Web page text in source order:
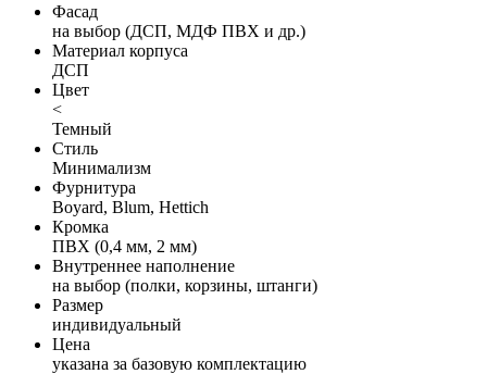
Фасад
на выбор (ДСП, МДФ ПВХ и др.)
Материал корпуса
ДСП
Цвет
<
Темный
Стиль
Минимализм
Фурнитура
Boyard, Blum, Hettich
Кромка
ПВХ (0,4 мм, 2 мм)
Внутреннее наполнение
на выбор (полки, корзины, штанги)
Размер
индивидуальный
Цена
указана за базовую комплектацию